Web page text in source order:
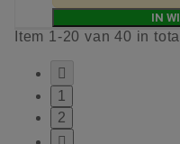
IN
Item 1-20 van 40 in

1
2